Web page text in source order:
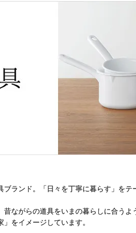
ランド。「日々を丁寧に暮らす」を
ながらの道具をいまの暮らしに合う
をイメージしています。